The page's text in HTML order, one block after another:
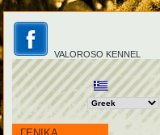
VALOROSO KENNEL